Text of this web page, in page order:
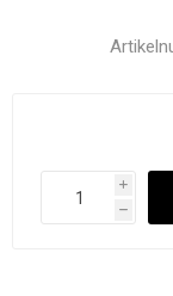
i
h